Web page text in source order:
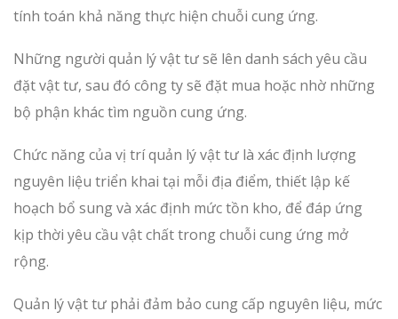
tính toán khả năng thực hiện chuỗi cung ứng.
Những người quản lý vật tư sẽ lên danh sách yêu cầu
đặt vật tư, sau đó công ty sẽ đặt mua hoặc nhờ những
bộ phận khác tìm nguồn cung ứng.
Chức năng của vị trí quản lý vật tư là xác định lượng
nguyên liệu triển khai tại mỗi địa điểm, thiết lập kế
hoạch bổ sung và xác định mức tồn kho, để đáp ứng
kịp thời yêu cầu vật chất trong chuỗi cung ứng mở
rộng.
Quản lý vật tư phải đảm bảo cung cấp nguyên liệu, mức